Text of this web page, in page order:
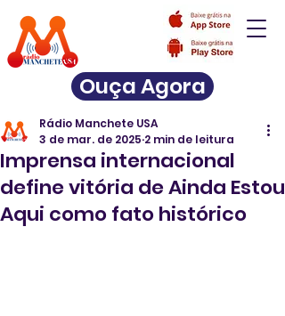
Ouça Agora
Imprensa internacional
define vitória de Ainda Estou
Aqui como fato histórico
Rádio Manchete USA
3 de mar. de 2025 2 min de leitura